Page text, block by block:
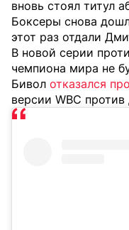
вновь стоял титул
Боксеры снова
этот раз отдали
В новой серии
чемпиона мира не
Бивол отказался
версии WBC